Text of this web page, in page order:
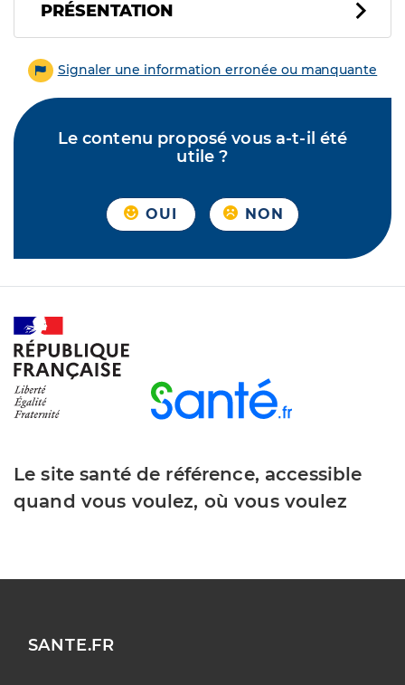
PRÉSENTATION
Signaler une information erronée ou manquante
Le contenu proposé vous a-t-il été
utile ?
OUI NON
Le site santé de référence, accessible
quand vous voulez, où vous voulez
SANTE.FR